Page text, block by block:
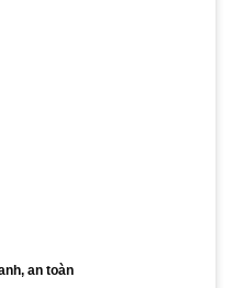
an toàn